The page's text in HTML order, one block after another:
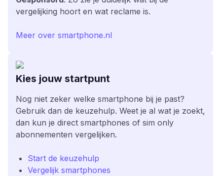
vergelijking hoort en wat reclame is.
Meer over smartphone.nl
Kies jouw startpunt
Nog niet zeker welke smartphone bij je past?
Gebruik dan de keuzehulp. Weet je al wat je zoekt,
dan kun je direct smartphones of sim only
abonnementen vergelijken.
Start de keuzehulp
Vergelijk smartphones